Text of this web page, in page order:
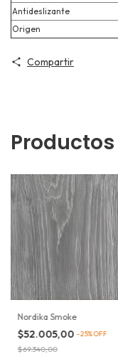
Antideslizante
Origen
Compartir
Nordika Smoke
$52.005,00 -25%OFF
$69.340,00